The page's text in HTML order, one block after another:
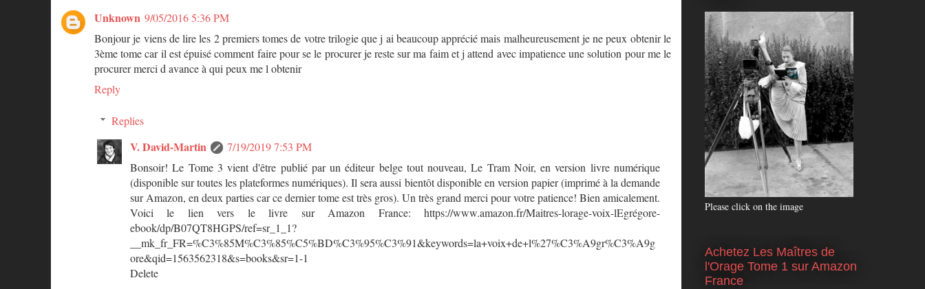
Unknown 9/05/2016 5:36 PM
Bonjour je viens de lire les 2 premiers tomes de votre trilogie que j ai beaucoup apprécié mais malheureusement je ne peux obtenir le
3ème tome car il est épuisé comment faire pour se le procurer je reste sur ma faim et j attend avec impatience une solution pour me le
procurer merci d avance à qui peux me l obtenir
Reply
Replies
V. David-Martin
7/19/2019 7:53 PM
Bonsoir! Le Tome 3 vient d'être publié par un éditeur belge tout nouveau, Le Tram Noir, en version livre numérique
(disponible sur toutes les plateformes numériques). Il sera aussi bientôt disponible en version papier (imprimé à la demande
sur Amazon, en deux parties car ce dernier tome est très gros). Un très grand merci pour votre patience! Bien amicalement.
Voici le lien vers le livre sur Amazon France: https://www.amazon.fr/Maitres-lorage-voix-lEgrégore-
ebook/dp/B07QT8HGPS/ref=sr_1_1?
__mk_fr_FR=%C3%85M%C3%85%C5%BD%C3%95%C3%91&keywords=la+voix+de+l%27%C3%A9gr%C3%A9g
ore&qid=1563562318&s=books&sr=1-1
Delete
Please click on the image
Achetez Les Maîtres de
l'Orage Tome 1 sur Amazon
France